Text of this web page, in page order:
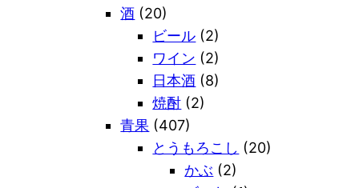
酒 (20)
ビール (2)
ワイン (2)
日本酒 (8)
焼酎 (2)
青果 (407)
とうもろこし (20)
かぶ (2)